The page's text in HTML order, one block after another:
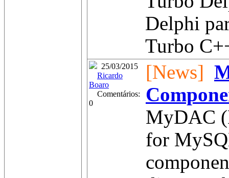
Delphi
Turbo
25/03/2015
Ricardo
Boaro
Comentários:
0
[News]
MyDAC
for